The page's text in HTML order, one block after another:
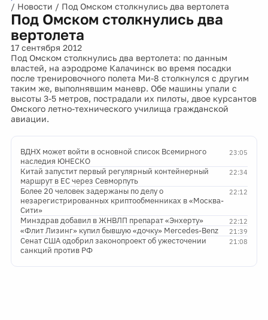
/ Новости / Под Омском столкнулись два вертолета
Под Омском столкнулись два
вертолета
17 сентября 2012
Под Омском столкнулись два вертолета: по данным
властей, на аэродроме Калачинск во время посадки
после тренировочного полета Ми-8 столкнулся с другим
таким же, выполнявшим маневр. Обе машины упали с
высоты 3-5 метров, пострадали их пилоты, двое курсантов
Омского летно-технического училища гражданской
авиации.
23:05
ВДНХ может войти в основной список Всемирного
наследия ЮНЕСКО
22:34
Китай запустит первый регулярный контейнерный
маршрут в ЕС через Севморпуть
22:12
Более 20 человек задержаны по делу о
незарегистрированных криптообменниках в «Москва-
Сити»
22:12
Минздрав добавил в ЖНВЛП препарат «Энхерту»
21:39
«Флит Лизинг» купил бывшую «дочку» Mercedes-Benz
21:08
Сенат США одобрил законопроект об ужесточении
санкций против РФ